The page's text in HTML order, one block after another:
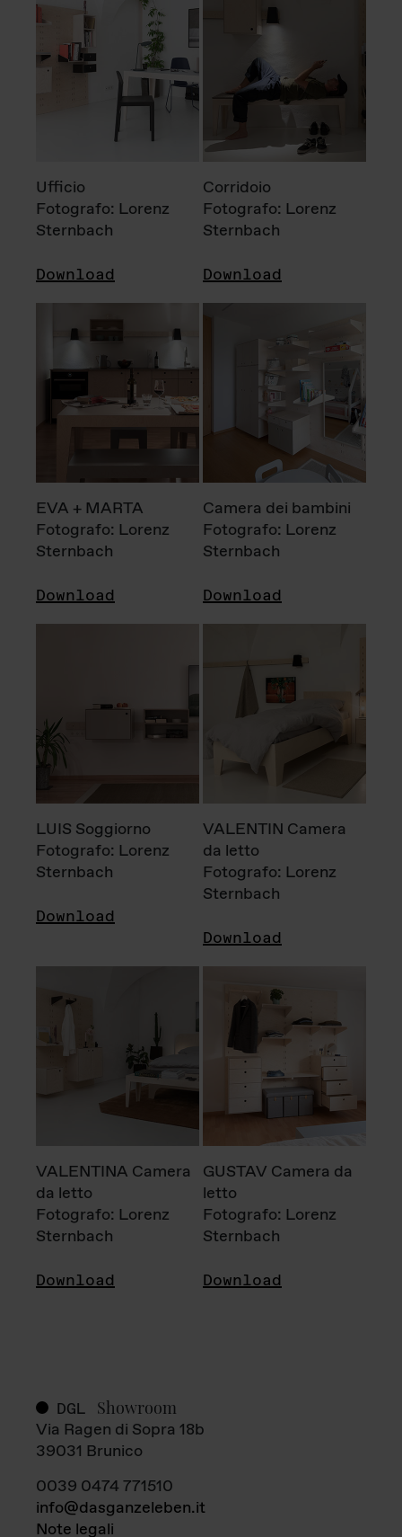
Ufficio
Fotografo: Lorenz
Sternbach
Download
Corridoio
Fotografo: Lorenz
Sternbach
Download
EVA + MARTA
Fotografo: Lorenz
Sternbach
Download
Camera dei bambini
Fotografo: Lorenz
Sternbach
Download
LUIS Soggiorno
Fotografo: Lorenz
Sternbach
Download
VALENTIN Camera
da letto
Fotografo: Lorenz
Sternbach
Download
VALENTINA Camera
da letto
Fotografo: Lorenz
Sternbach
Download
GUSTAV Camera da
letto
Fotografo: Lorenz
Sternbach
Download
DGL Showroom
Via Ragen di Sopra 18b
39031 Brunico
0039 0474 771510
info@dasganzeleben.it
Note legali